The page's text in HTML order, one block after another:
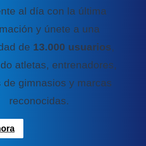
al día con la última
y únete a una
de 13.000 usuarios,
atletas, entrenadores,
de gimnasios y marcas
reconocidas.